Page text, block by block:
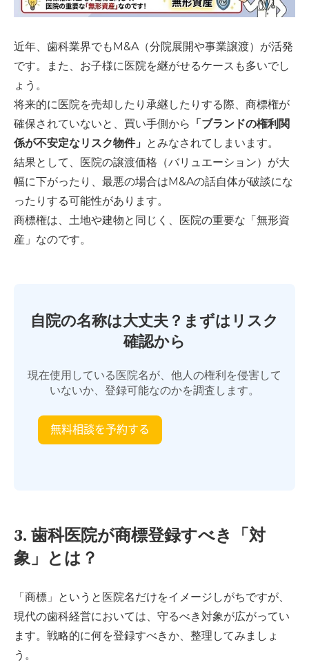
近年、歯科業界でもM&A（分院展開や事業譲渡）が活発
です。また、お子様に医院を継がせるケースも多いでし
ょう。
将来的に医院を売却したり承継したりする際、商標権が
確保されていないと、買い手側から 「ブランドの権利関
係が不安定なリスク物件」 とみなされてしまいます。
結果として、医院の譲渡価格（バリュエーション）が大
幅に下がったり、最悪の場合はM&Aの話自体が破談にな
ったりする可能性があります。
商標権は、土地や建物と同じく、医院の重要な「無形資
産」なのです。
自院の名称は大丈夫？まずはリスク
確認から
現在使用している医院名が、他人の権利を侵害して
いないか、登録可能なのかを調査します。
3. 歯科医院が商標登録すべき「対
象」とは？
「商標」というと医院名だけをイメージしがちですが、
現代の歯科経営においては、守るべき対象が広がってい
ます。戦略的に何を登録すべきか、整理してみましょ
う。